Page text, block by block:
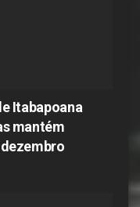
Itabapoana
mantém